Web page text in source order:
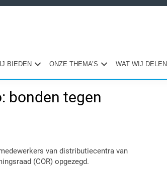
BIEDEN ONZE THEMA’S WAT WIJ DELEN
bonden tegen
van distributiecentra van
(COR) opgezegd.